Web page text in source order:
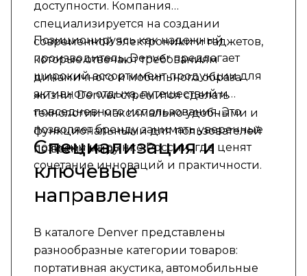
доступности. Компания
специализируется на создании
современной электроники и гаджетов,
которые отвечают требованиям
динамичного и мобильного образа
жизни. Denver стремится сделать
технологии максимально удобными и
функциональными для пользователей
по всему миру.
Позиционируясь как надежный
производитель, Denver предлагает
широкий ассортимент продукции для
активного отдыха, путешествий и
повседневного использования. Это
позволяет бренду занимать уверенные
позиции на рынке России, где ценят
сочетание инноваций и практичности.
Специализация и
ключевые
направления
В каталоге Denver представлены
разнообразные категории товаров:
портативная акустика, автомобильные